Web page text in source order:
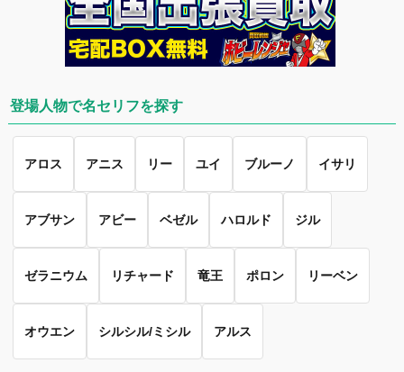
登場人物で名セリフを探す
アロス アニス リー ユイ ブルーノ イサリ
アブサン アビー ベゼル ハロルド ジル
ゼラニウム リチャード 竜王 ポロン リーベン
オウエン シルシル/ミシル アルス